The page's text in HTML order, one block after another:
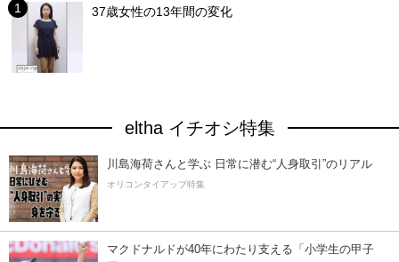
37歳女性の13年間の変化
eltha イチオシ特集
川島海荷さんと学ぶ 日常に潜む“人身取引”のリアル
オリコンタイアップ特集
マクドナルドが40年にわたり支える「小学生の甲子